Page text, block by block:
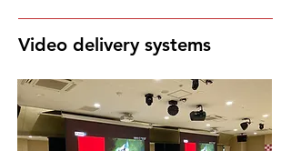
Video delivery systems